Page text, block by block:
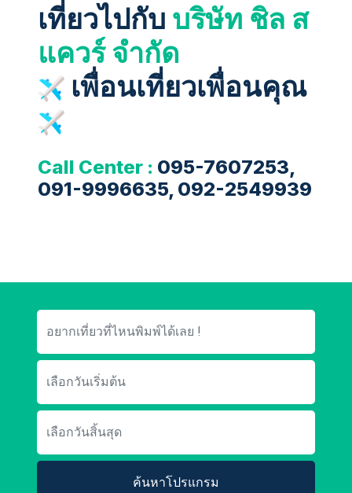
เที่ยวไปกับ บริษัท ชิล ส
แควร์ จำกัด
เพื่อนเที่ยวเพื่อนคุณ
Call Center : 095-7607253,
091-9996635, 092-2549939
ค้นหาโปรแกรม